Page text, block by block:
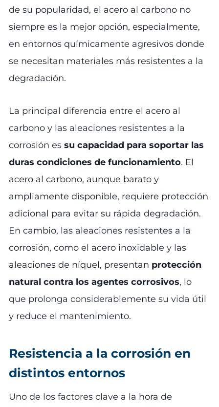
de su popularidad, el acero al carbono no
siempre es la mejor opción, especialmente,
en entornos químicamente agresivos donde
se necesitan materiales más resistentes a la
degradación.
La principal diferencia entre el acero al
carbono y las aleaciones resistentes a la
corrosión es su capacidad para soportar las
duras condiciones de funcionamiento. El
acero al carbono, aunque barato y
ampliamente disponible, requiere protección
adicional para evitar su rápida degradación.
En cambio, las aleaciones resistentes a la
corrosión, como el acero inoxidable y las
aleaciones de níquel, presentan protección
natural contra los agentes corrosivos, lo
que prolonga considerablemente su vida útil
y reduce el mantenimiento.
Resistencia a la corrosión en
distintos entornos
Uno de los factores clave a la hora de